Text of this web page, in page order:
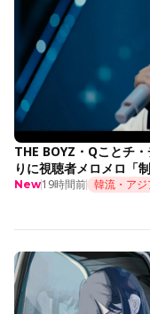
THE BOYZ・Qことチ
りに視聴者メロメロ「
New19時間前 韓流・アジ